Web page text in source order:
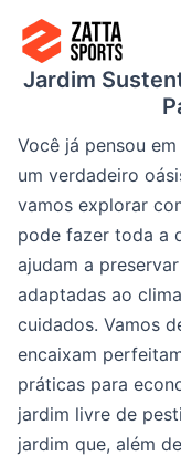
para
Jardim
Você já pensou
um verdadeiro
vamos explorar
pode fazer toda a
ajudam a
adaptadas ao
cuidados. Vamos
encaixam
práticas para
jardim livre de
jardim que, além